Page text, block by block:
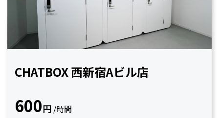
CHATBOX 西新宿Aビル店
600円 /時間